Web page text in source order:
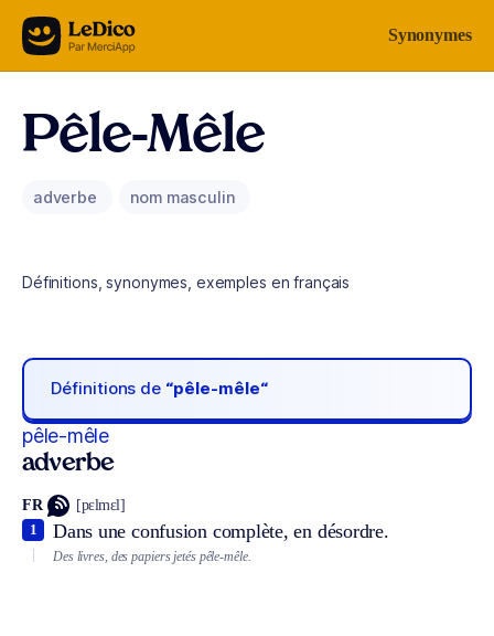
Aller au contenu Synonymes
Pêle-Mêle
adverbe nom masculin
Définitions, synonymes, exemples en français
Définitions de “pêle-mêle“
pêle-mêle
adverbe
FR [pɛlmɛl]
Dans une confusion complète, en désordre.
1
Des livres, des papiers jetés pêle-mêle.